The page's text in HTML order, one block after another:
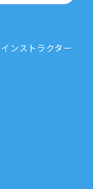
インストラクター